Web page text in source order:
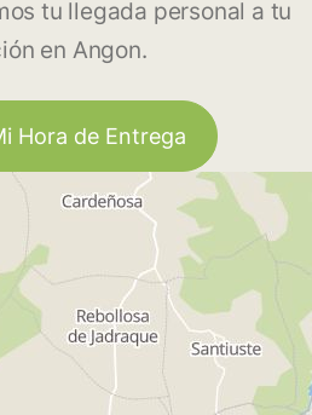
tu llegada personal a tu
en Angon.
Hora de Entrega